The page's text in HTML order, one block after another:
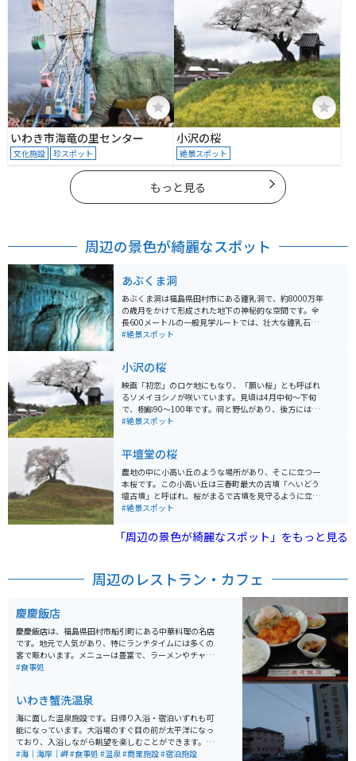
いわき市海竜の里センター
文化施設 珍スポット
小沢の桜
絶景スポット
もっと見る
周辺の景色が綺麗なスポット
あぶくま洞
あぶくま洞は福島県田村市にある鍾乳洞で、約8000万年
の歳月をかけて形成された地下の神秘的な空間です。全
長600メートルの一般見学ルートでは、壮大な鍾乳石や
石筍（せきじゅん）などを観察することができ、東洋一
クーラーとなっています。洞内の光と影が織りなす幻想
的な景観や、自然が創り出したアートを体験できます。
売店やお土産も売っています。近くに星を観察するため
の展望台があるので合わせて訪れるのがオススメです。
■ 入場料 大人 (高校生以上) 1,200円 中人 (中学生) 800円
#絶景スポット
小沢の桜
映画「初恋」のロケ地にもなり、「願い桜」とも呼ばれ
るソメイヨシノが咲いています。見頃は4月中旬〜下旬
で、樹齢90～100年です。祠と野仏があり、後方には移
ヶ岳が見渡せます。日本の原風景ともいえる風情があ
#絶景スポット
平壇堂の桜
農地の中に小高い丘のような場所があり、そこに立つ一
本桜です。この小高い丘は三春町最大の古墳「へいどう
壇古墳」と呼ばれ、桜がまるで古墳を見守るように立っ
ています。ロケーションの良さから、近年写真家にも人
#絶景スポット
「周辺の景色が綺麗なスポット」をもっと見る
周辺のレストラン・カフェ
慶慶飯店
慶慶飯店は、福島県田村市船引町にある中華料理の名店
です。地元で人気があり、特にランチタイムには多くの
客で賑わいます。メニューは豊富で、ラーメンやチャー
ハン、餃子などの定番中華料理の他にも、特製の「慶ち
内は広々としており、ファミリーやグループでの利用に
も適しています。テレビ視聴できます。週刊少年ジャン
プおいてあります。寒い時期はお茶が無料で飲み放題。
座敷もあります。大盛りにもできます。
#食事処
いわき蟹洗温泉
海に面した温泉施設です。日帰り入浴・宿泊いずれも可
能になっています。大浴場のすぐ目の前が太平洋になっ
ており、入浴しながら眺望を楽しむことができます。料
金が入泉料だけで大人2,000円と少し高めですが、JAF会
#海｜海岸｜岬#食事処 #温泉#商業施設#宿泊施設